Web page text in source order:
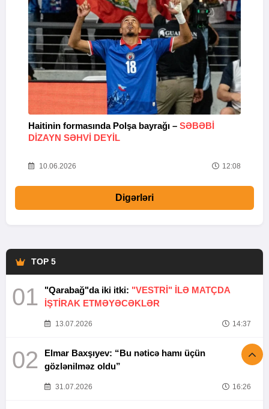
Haitinin formasında Polşa bayrağı – SƏBƏBI
DIZAYN SƏHVI DEYIL
10.06.2026 12:08
Digərləri
TOP 5
01 "Qarabağ"da iki itki: "VESTRİ" İLƏ MATÇDA
İŞTİRAK ETMƏYƏCƏKLƏR
13.07.2026 14:37
02
Elmar Baxşıyev: “Bu nəticə hamı üçün
gözlənilməz oldu”
31.07.2026 16:26